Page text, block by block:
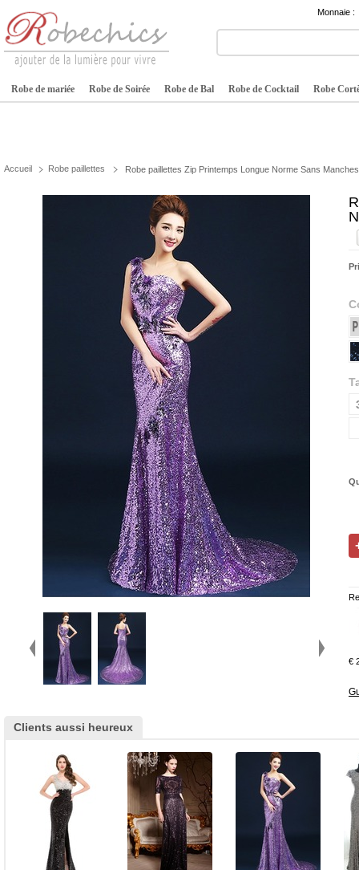
Monnaie :
Robe de mariée Robe de Soirée Robe de Bal Robe de Cocktail Robe
Accueil Robe paillettes Robe paillettes Zip Printemps Longue Norme Sans
€
Clients aussi heureux